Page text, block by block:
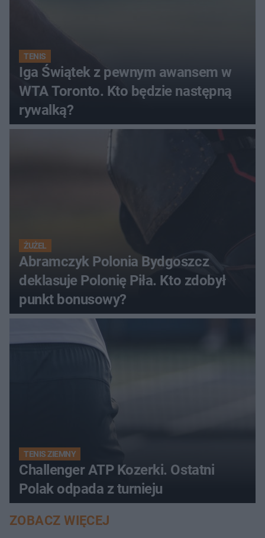
TENIS
Iga Świątek z pewnym awansem w
WTA Toronto. Kto będzie następną
rywalką?
ŻUŻEL
Abramczyk Polonia Bydgoszcz
deklasuje Polonię Piła. Kto zdobył
punkt bonusowy?
TENIS ZIEMNY
Challenger ATP Kozerki. Ostatni
Polak odpada z turnieju
ZOBACZ WIĘCEJ